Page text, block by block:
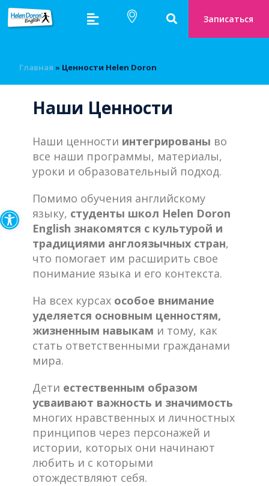
Открыть панель
Записаться
Главная » Ценности Helen Doron
Наши Ценности
Наши ценности интегрированы во
все наши программы, материалы,
уроки и образовательный подход.
Помимо обучения английскому
языку, студенты школ Helen Doron
English знакомятся с культурой и
традициями англоязычных стран,
что помогает им расширить свое
понимание языка и его контекста.
На всех курсах особое внимание
уделяется основным ценностям,
жизненным навыкам и тому, как
стать ответственными гражданами
мира.
Дети естественным образом
усваивают важность и значимость
многих нравственных и личностных
принципов через персонажей и
истории, которых они начинают
любить и с которыми
отождествляют себя.